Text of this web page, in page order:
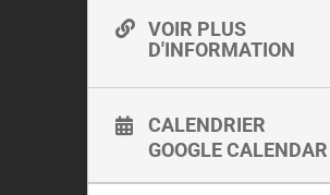
VOIR PLUS
D'INFORMATION
CALENDRIER
GOOGLE CALENDAR